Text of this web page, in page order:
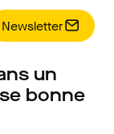
Newsletter
un
bonne